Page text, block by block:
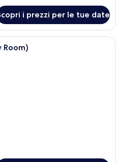
i prezzi per le tue date
Una camera d'albergo con un'ampia
Room)